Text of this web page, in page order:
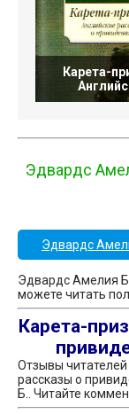
Карета-
Эдвардс
Эдвардс
Эдвардс Амелия
можете читать
Карета-
Отзывы читателей
рассказы о
Б.. Читайте